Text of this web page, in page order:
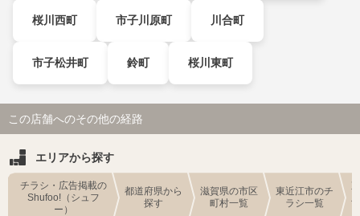
桜川西町 市子川原町 川合町
市子松井町 鈴町 桜川東町
この店舗へのその他の経路
エリアから探す
チラシ・広告掲載の
Shufoo!（シュフ
ー）
都道府県から
探す
滋賀県の市区
町村一覧
東近江市のチ
ラシ一覧